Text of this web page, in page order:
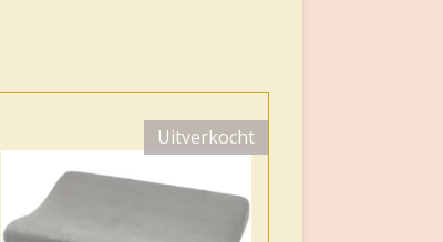
Uitverkocht